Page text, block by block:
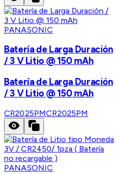
PANASONIC
Batería de Larga Duración
/ 3 V Litio @ 150 mAh
Batería de Larga Duración
/ 3 V Litio @ 150 mAh
CR2025PMCR2025PM
PANASONIC